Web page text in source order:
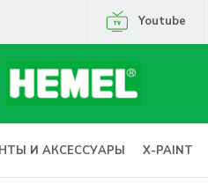
Youtube
И АКСЕССУАРЫ X-PAINT